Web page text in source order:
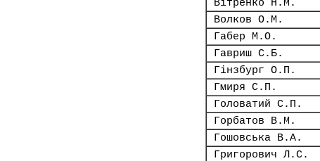
Вітренко Н.М.
Волков О.М.
Габер М.О.
Гавриш С.Б.
Гінзбург О.П.
Гмиря С.П.
Головатий С.П.
Горбатов В.М.
Гошовська В.А.
Григорович Л.С.